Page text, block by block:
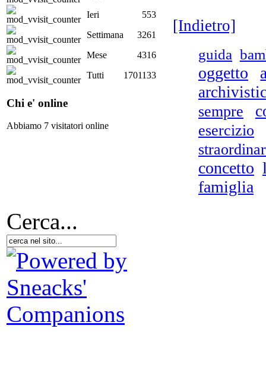
Ieri
553
Settimana
3261
Mese
4316
Tutti
1701133
Chi e' online
Abbiamo 7 visitatori online
[Indietro]
guida
oggetto
sempre
esercizio
concetto
famiglia
Cerca...